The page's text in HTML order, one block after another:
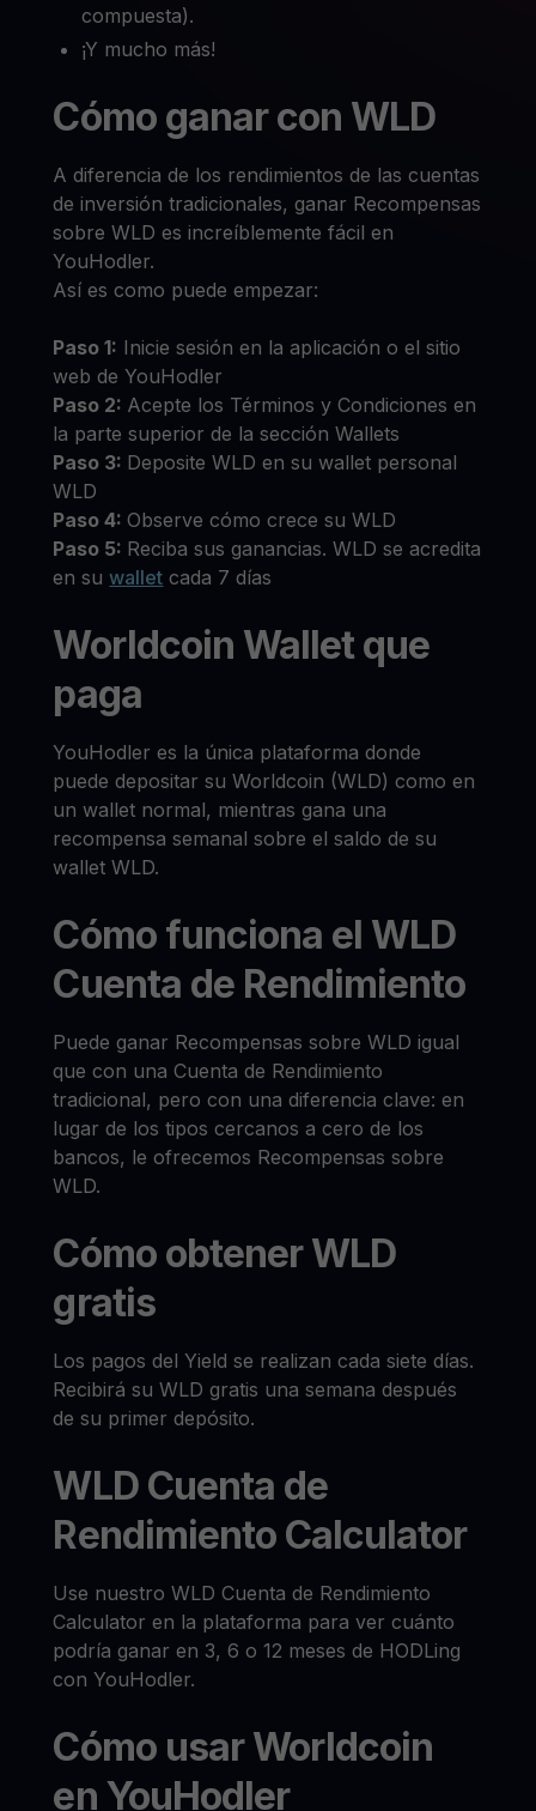
compuesta).
¡Y mucho más!
Cómo ganar con WLD
A diferencia de los rendimientos de las cuentas
de inversión tradicionales, ganar Recompensas
sobre WLD es increíblemente fácil en
YouHodler.
Así es como puede empezar:
Paso 1: Inicie sesión en la aplicación o el sitio
web de YouHodler
Paso 2: Acepte los Términos y Condiciones en
la parte superior de la sección Wallets
Paso 3: Deposite WLD en su wallet personal
WLD
Paso 4:Observe cómo crece su WLD
Paso 5: Reciba sus ganancias. WLD se acredita
en suwallet cada 7 días
Worldcoin Wallet que
paga
YouHodler es la única plataforma donde
puede depositar su Worldcoin (WLD) como en
un wallet normal, mientras gana una
recompensa semanal sobre el saldo de su
wallet WLD.
Cómo funciona el WLD
Cuenta de Rendimiento
Puede ganar Recompensas sobre WLD igual
que con una Cuenta de Rendimiento
tradicional, pero con una diferencia clave: en
lugar de los tipos cercanos a cero de los
bancos, le ofrecemos Recompensas sobre
WLD.
Cómo obtener WLD
gratis
Los pagos del Yield se realizan cada siete días.
Recibirá su WLD gratis una semana después
de su primer depósito.
WLD Cuenta de
Rendimiento Calculator
Use nuestro WLD Cuenta de Rendimiento
Calculator en la plataforma para ver cuánto
podría ganar en 3, 6 o 12 meses de HODLing
con YouHodler.
Cómo usar Worldcoin
en YouHodler